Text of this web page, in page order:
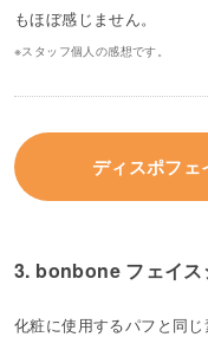
もほぼ感じません。
※スタッフ個人の感想です。
ディスポフェ
3. bonbone フェイス
化粧に使用するパフと同